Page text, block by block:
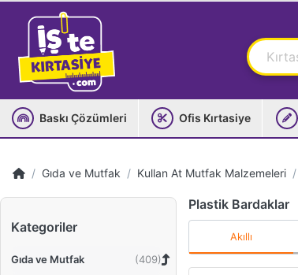
Baskı Çözümleri Ofis Kırtasiye
Gıda ve Mutfak Kullan At Mutfak Malzemeleri
Kategoriler
Gıda ve Mutfak
Plastik Bardaklar
Akıllı